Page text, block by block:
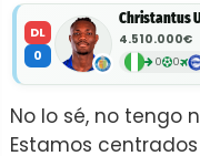
DL
0
Christantus
4.510.000€
0 0
No lo sé, no tengo
Estamos